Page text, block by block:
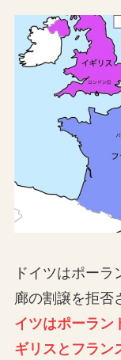
ドイツはポー
廊の割譲を拒否
イツはポーラン
ギリスとフラン